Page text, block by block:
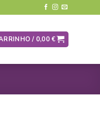
/ 0,00 €